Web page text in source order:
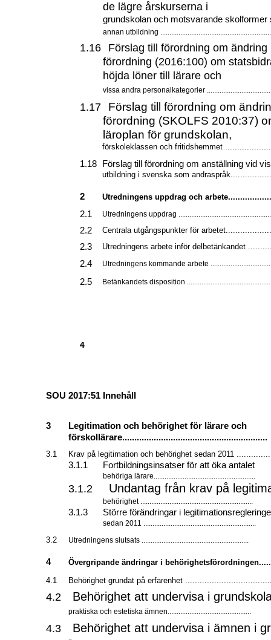
de lägre årskurserna i
grundskolan och motsvarande skolformer
annan utbildning
1.16
Förslag till förordning om ändring
förordning (2016:100) om
höjda löner till lärare och
vissa andra personalkategorier
1.17
Förslag till förordning om
förordning (SKOLFS 2010:37)
läroplan för grundskolan,
förskoleklassen och fritidshemmet
1.18 Förslag till förordning om anställning vid
utbildning i svenska som
2 Utredningens uppdrag och
2.1 Utredningens uppdrag
2.2 Centrala utgångspunkter för
2.3 Utredningens arbete inför delbetänkandet
2.4 Utredningens kommande arbete
2.5 Betänkandets disposition
4
SOU 2017:51 Innehåll
3
Legitimation och behörighet för lärare och
förskollärare............................................................
3.1 Krav på legitimation och behörighet sedan 2011
3.1.1 Fortbildningsinsatser för att öka antalet
behöriga lärare........................................................
3.1.2 Undantag från krav på
behörighet ..............................................................
3.1.3 Större förändringar i
sedan 2011 ..............................................................
3.2 Utredningens slutsats ...........................................................
4
Övergripande ändringar i
4.1
Behörighet grundat på erfarenhet
4.2 Behörighet att undervisa i
praktiska och estetiska ämnen..............................................
4.3 Behörighet att undervisa i ämnen i